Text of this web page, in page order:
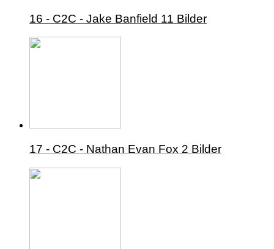
16 - C2C - Jake Banfield 11 Bilder
17 - C2C - Nathan Evan Fox 2 Bilder